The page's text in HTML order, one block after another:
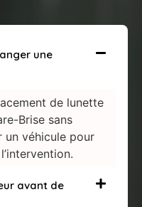
une
de lunette
Brise sans
un véhicule pour
avant de